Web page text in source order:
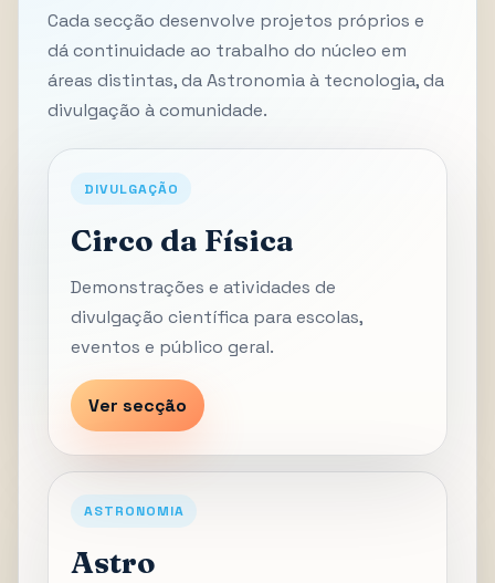
Cada secção desenvolve projetos próprios e
dá continuidade ao trabalho do núcleo em
áreas distintas, da Astronomia à tecnologia, da
divulgação à comunidade.
DIVULGAÇÃO
Circo da Física
Demonstrações e atividades de
divulgação científica para escolas,
eventos e público geral.
Ver secção
ASTRONOMIA
Astro